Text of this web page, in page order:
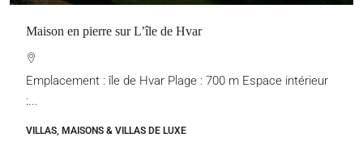
Maison en pierre sur L’île de Hvar
Emplacement : île de Hvar Plage : 700 m Espace intérieur
:...
VILLAS, MAISONS & VILLAS DE LUXE